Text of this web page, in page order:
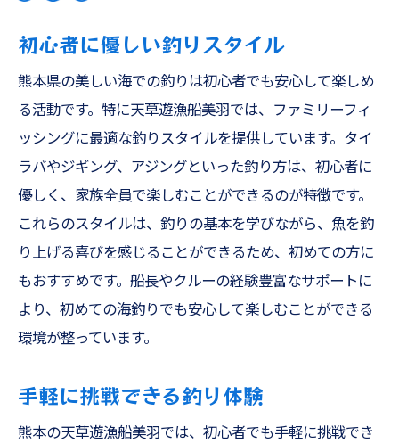
初心者に優しい釣りスタイル
熊本県の美しい海での釣りは初心者でも安心して楽しめ
る活動です。特に天草遊漁船美羽では、ファミリーフィ
ッシングに最適な釣りスタイルを提供しています。タイ
ラバやジギング、アジングといった釣り方は、初心者に
優しく、家族全員で楽しむことができるのが特徴です。
これらのスタイルは、釣りの基本を学びながら、魚を釣
り上げる喜びを感じることができるため、初めての方に
もおすすめです。船長やクルーの経験豊富なサポートに
より、初めての海釣りでも安心して楽しむことができる
環境が整っています。
手軽に挑戦できる釣り体験
熊本の天草遊漁船美羽では、初心者でも手軽に挑戦でき